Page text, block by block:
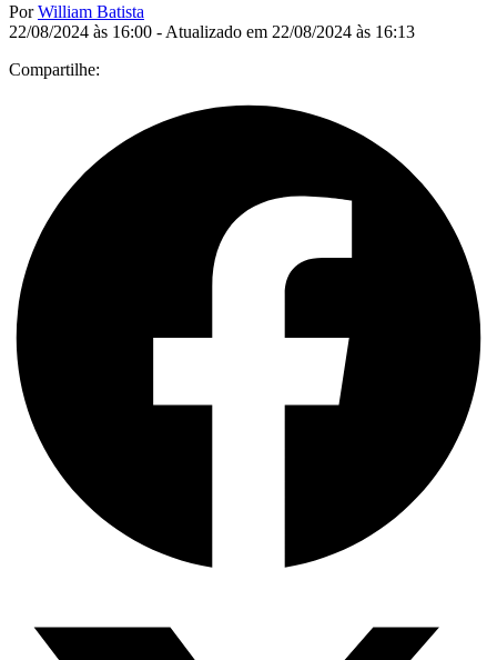
PorWilliam Batista
22/08/2024 às 16:00 - Atualizado em 22/08/2024 às 16:13
Compartilhe: